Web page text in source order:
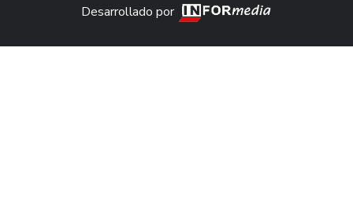
Desarrollado por